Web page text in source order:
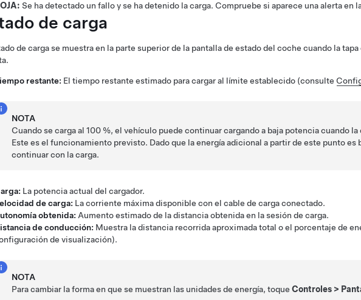
Se ha detectado un fallo y se ha detenido la carga. Compruebe si aparece una alerta en
de carga
de carga se muestra en la parte superior de la pantalla de estado del coche cuando la
restante: El tiempo restante estimado para cargar al límite establecido (consulte
NOTA
Cuando se carga al 100 %, el vehículo puede continuar cargando a baja potencia cuando
Este es el funcionamiento previsto. Dado que la energía adicional a partir de este punto es
continuar con la carga.
La potencia actual del cargador.
de carga: La corriente máxima disponible con el cable de carga conectado.
obtenida: Aumento estimado de la distancia obtenida en la sesión de carga.
de conducción: Muestra la distancia recorrida aproximada total o el porcentaje de
de visualización).
NOTA
Para cambiar la forma en que se muestran las unidades de energía, toqueControles >